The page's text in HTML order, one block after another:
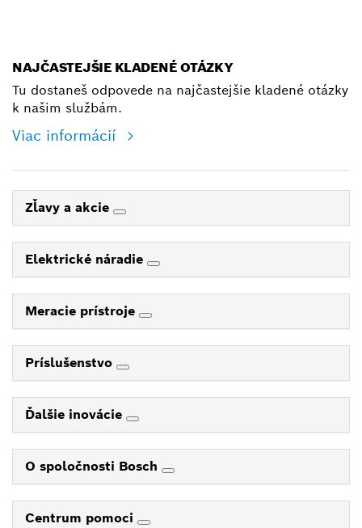
NAJČASTEJŠIE KLADENÉ OTÁZKY
Tu dostaneš odpovede na najčastejšie kladené otázky
k našim službám.
Viac informácií
Zľavy a akcie
Elektrické náradie
Meracie prístroje
Príslušenstvo
Ďalšie inovácie
O spoločnosti Bosch
Centrum pomoci